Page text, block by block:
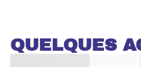
QUELQUES